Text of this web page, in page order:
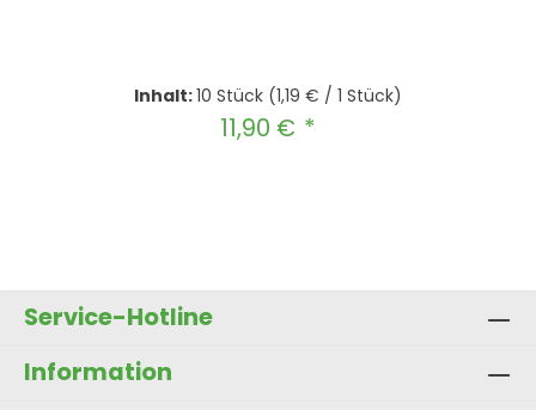
Inhalt:10 Stück (1,19 € / 1 Stück)
Regulärer Preis:
11,90 €
Service-Hotline
Information